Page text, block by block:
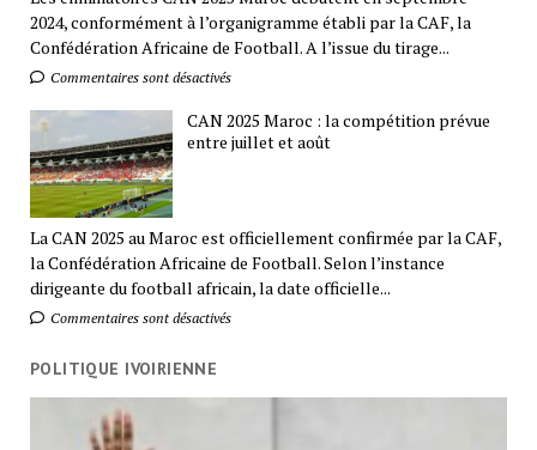
2024, conformément à l’organigramme établi par la CAF, la
Confédération Africaine de Football. A l’issue du tirage...
Commentaires sont désactivés
CAN 2025 Maroc : la compétition prévue
entre juillet et août
La CAN 2025 au Maroc est officiellement confirmée par la CAF,
la Confédération Africaine de Football. Selon l’instance
dirigeante du football africain, la date officielle...
Commentaires sont désactivés
POLITIQUE IVOIRIENNE